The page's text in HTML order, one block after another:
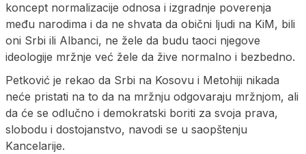
koncept normalizacije odnosa i izgradnje poverenja
među narodima i da ne shvata da obični ljudi na KiM, bili
oni Srbi ili Albanci, ne žele da budu taoci njegove
ideologije mržnje već žele da žive normalno i bezbedno.
Petković je rekao da Srbi na Kosovu i Metohiji nikada
neće pristati na to da na mržnju odgovaraju mržnjom, ali
da će se odlučno i demokratski boriti za svoja prava,
slobodu i dostojanstvo, navodi se u saopštenju
Kancelarije.